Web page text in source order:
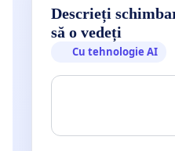
Descrieți
să o vedeți
Cu tehnologie AI